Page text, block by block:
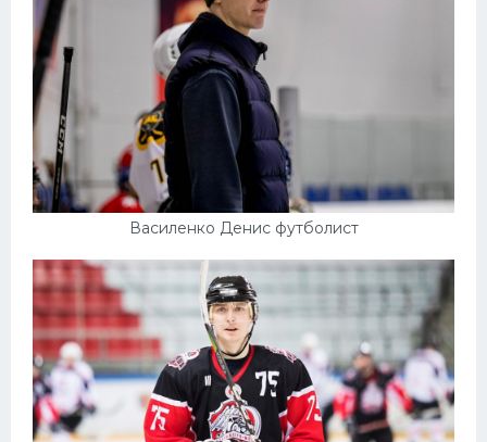
Василенко Денис футболист